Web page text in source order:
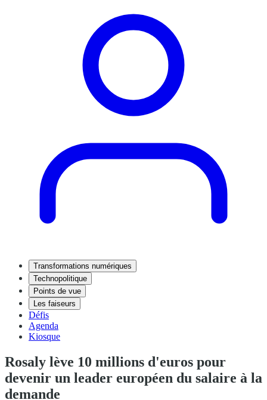
Transformations numériques
Technopolitique
Points de vue
Les faiseurs
Défis
Agenda
Kiosque
Rosaly lève 10 millions d'euros pour
devenir un leader européen du salaire à la
demande